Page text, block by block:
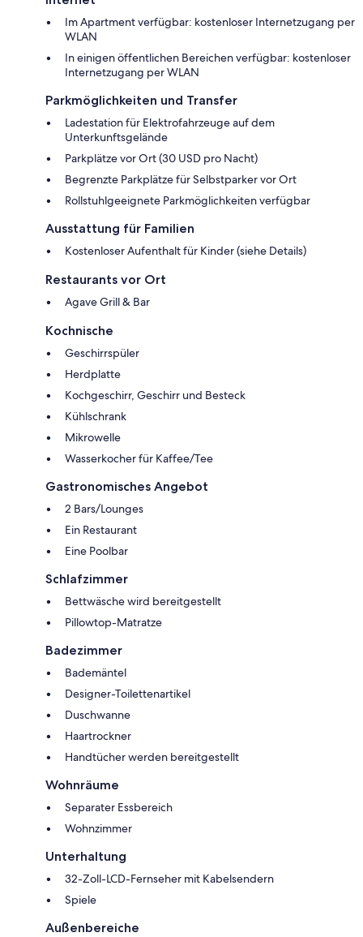
Im Apartment verfügbar: kostenloser Internetzugang per
WLAN
In einigen öffentlichen Bereichen verfügbar: kostenloser
Internetzugang per WLAN
Parkmöglichkeiten und Transfer
Ladestation für Elektrofahrzeuge auf dem
Unterkunftsgelände
Parkplätze vor Ort (30 USD pro Nacht)
Begrenzte Parkplätze für Selbstparker vor Ort
Rollstuhlgeeignete Parkmöglichkeiten verfügbar
Ausstattung für Familien
Kostenloser Aufenthalt für Kinder (siehe Details)
Restaurants vor Ort
Agave Grill & Bar
Kochnische
Geschirrspüler
Herdplatte
Kochgeschirr, Geschirr und Besteck
Kühlschrank
Mikrowelle
Wasserkocher für Kaffee/Tee
Gastronomisches Angebot
2 Bars/Lounges
Ein Restaurant
Eine Poolbar
Schlafzimmer
Bettwäsche wird bereitgestellt
Pillowtop-Matratze
Badezimmer
Bademäntel
Designer-Toilettenartikel
Duschwanne
Haartrockner
Handtücher werden bereitgestellt
Wohnräume
Separater Essbereich
Wohnzimmer
Unterhaltung
32-Zoll-LCD-Fernseher mit Kabelsendern
Spiele
Außenbereiche